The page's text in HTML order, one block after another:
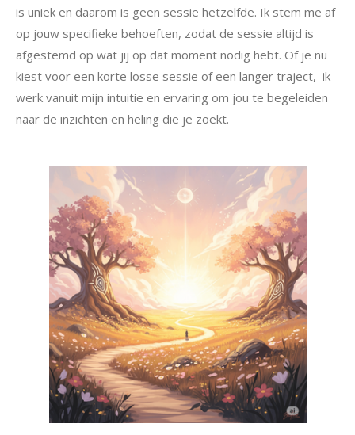
is uniek en daarom is geen sessie hetzelfde. Ik stem me af
op jouw specifieke behoeften, zodat de sessie altijd is
afgestemd op wat jij op dat moment nodig hebt. Of je nu
kiest voor een korte losse sessie of een langer traject, ik
werk vanuit mijn intuitie en ervaring om jou te begeleiden
naar de inzichten en heling die je zoekt.